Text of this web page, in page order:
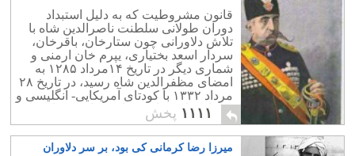
قانون مشروطیت که به دلیل استبداد
دوران طولانی سلطنت ناصرالدین شاه با
تلاش دلاورانی چون ستارخان، باقرخان،
سردار اسعد بختیاری، یپرم خان ارمنی و
شماری دیگر در تاریخ ۱۴مرداد ۱۲۸۵ به
امضای مظفرالدین شاه رسید، در تاریخ ۲۸
مرداد ۱۳۳۲ با کودتای آمریکایی- انگلیسی و
همکاری لات های میدان تهران به خاک
سپرده شد.
۱۱۱۱ پخش
میرزا رضا کرمانی کی بود، بر سر دلاوران